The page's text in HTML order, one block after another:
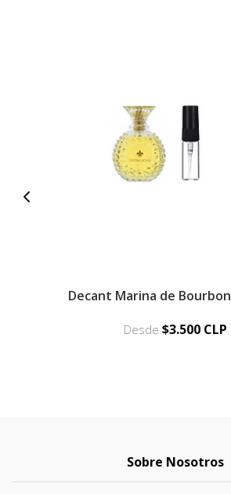
Decant Marina de
Desde $3.500 CLP
Sobre Nosotros